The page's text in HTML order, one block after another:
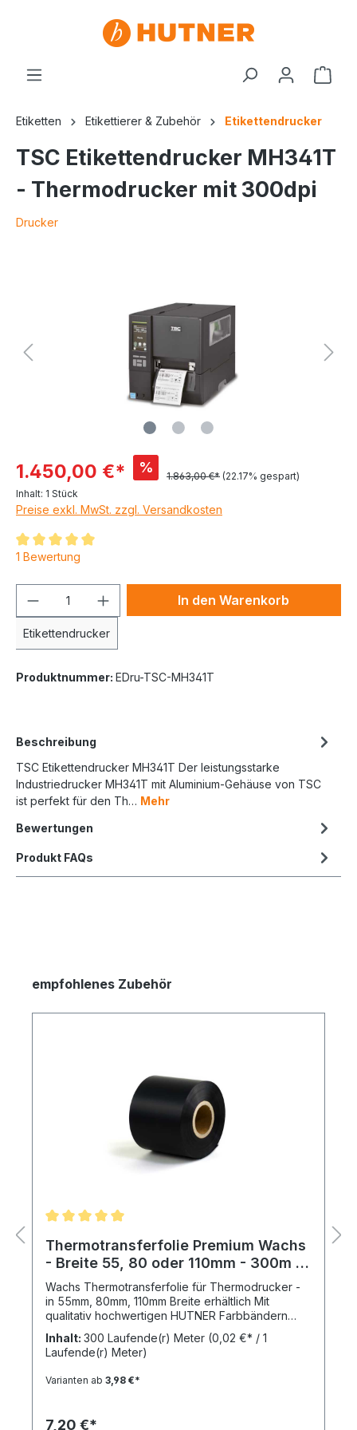
Etiketten Etikettierer & Zubehör Etikettendrucker
TSC Etikettendrucker MH341T
- Thermodrucker mit 300dpi
Drucker
1.450,00 €* %
1.863,00 €* (22.17% gespart)
Inhalt: 1 Stück
Preise exkl. MwSt. zzgl. Versandkosten
1 Bewertung
Etikettendrucker
In den Warenkorb
Produktnummer: EDru-TSC-MH341T
Beschreibung
TSC Etikettendrucker MH341T Der leistungsstarke
Industriedrucker MH341T mit Aluminium-Gehäuse von TSC
ist perfekt für den Th… Mehr
Bewertungen
Produkt FAQs
empfohlenes Zubehör
Thermotransferfolie Premium Wachs
- Breite 55, 80 oder 110mm - 300m -
Farbband schwarz
Wachs Thermotransferfolie für Thermodrucker -
in 55mm, 80mm, 110mm Breite erhältlich Mit
qualitativ hochwertigen HUTNER Farbbändern
drucken Sie Barcodes, Schriften und Piktogramme
gestochen scharf auf Ihre Etiketten. Wir bieten
unsere Thermotransferbänder in verschiedenen
Sie mit Papieretiketten unbeschichtet oder
Inhalt: 300 Laufende(r) Meter (0,02 €* / 1
Laufende(r) Meter)
Varianten ab 3,98 €*
7,20 €*